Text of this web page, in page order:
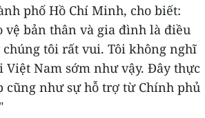
phố Hồ Chí Minh, cho biết:
vệ bản thân và gia đình là điều
tôi rất vui. Tôi không nghĩ
Nam sớm như vậy. Đây thực
cũng như sự hỗ trợ từ Chính phủ